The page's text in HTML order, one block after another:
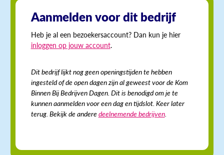
Aanmelden voor dit bedrijf
Heb je al een bezoekersaccount? Dan kun je hier
inloggen op jouw account.
Dit bedrijf lijkt nog geen openingstijden te hebben
ingesteld of de open dagen zijn al geweest voor de Kom
Binnen Bij Bedrijven Dagen. Dit is benodigd om je te
kunnen aanmelden voor een dag en tijdslot. Keer later
terug. Bekijk de anderedeelnemende bedrijven.